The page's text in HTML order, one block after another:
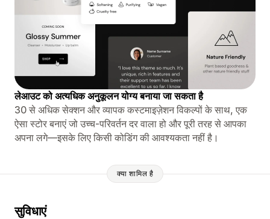
लेआउट को अत्यधिक अनुकूलन योग्य बनाया जा सकता है
30 से अधिक सेक्शन और व्यापक कस्टमाइज़ेशन विकल्पों के साथ, एक
ऐसा स्टोर बनाएं जो उच्च-परिवर्तन दर वाला हो और पूरी तरह से आपका
अपना लगे—इसके लिए किसी कोडिंग की आवश्यकता नहीं है।
क्या शामिल है
सुविधाएं